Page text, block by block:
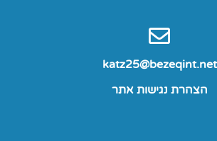
katz25@bezeqint.net
הצהרת נגישות אתר